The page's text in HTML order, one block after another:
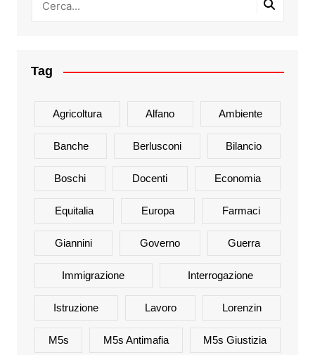
Tag
Agricoltura Alfano Ambiente
Banche Berlusconi Bilancio
Boschi Docenti Economia
Equitalia Europa Farmaci
Giannini Governo Guerra
Immigrazione Interrogazione
Istruzione Lavoro Lorenzin
M5s M5s Antimafia M5s Giustizia